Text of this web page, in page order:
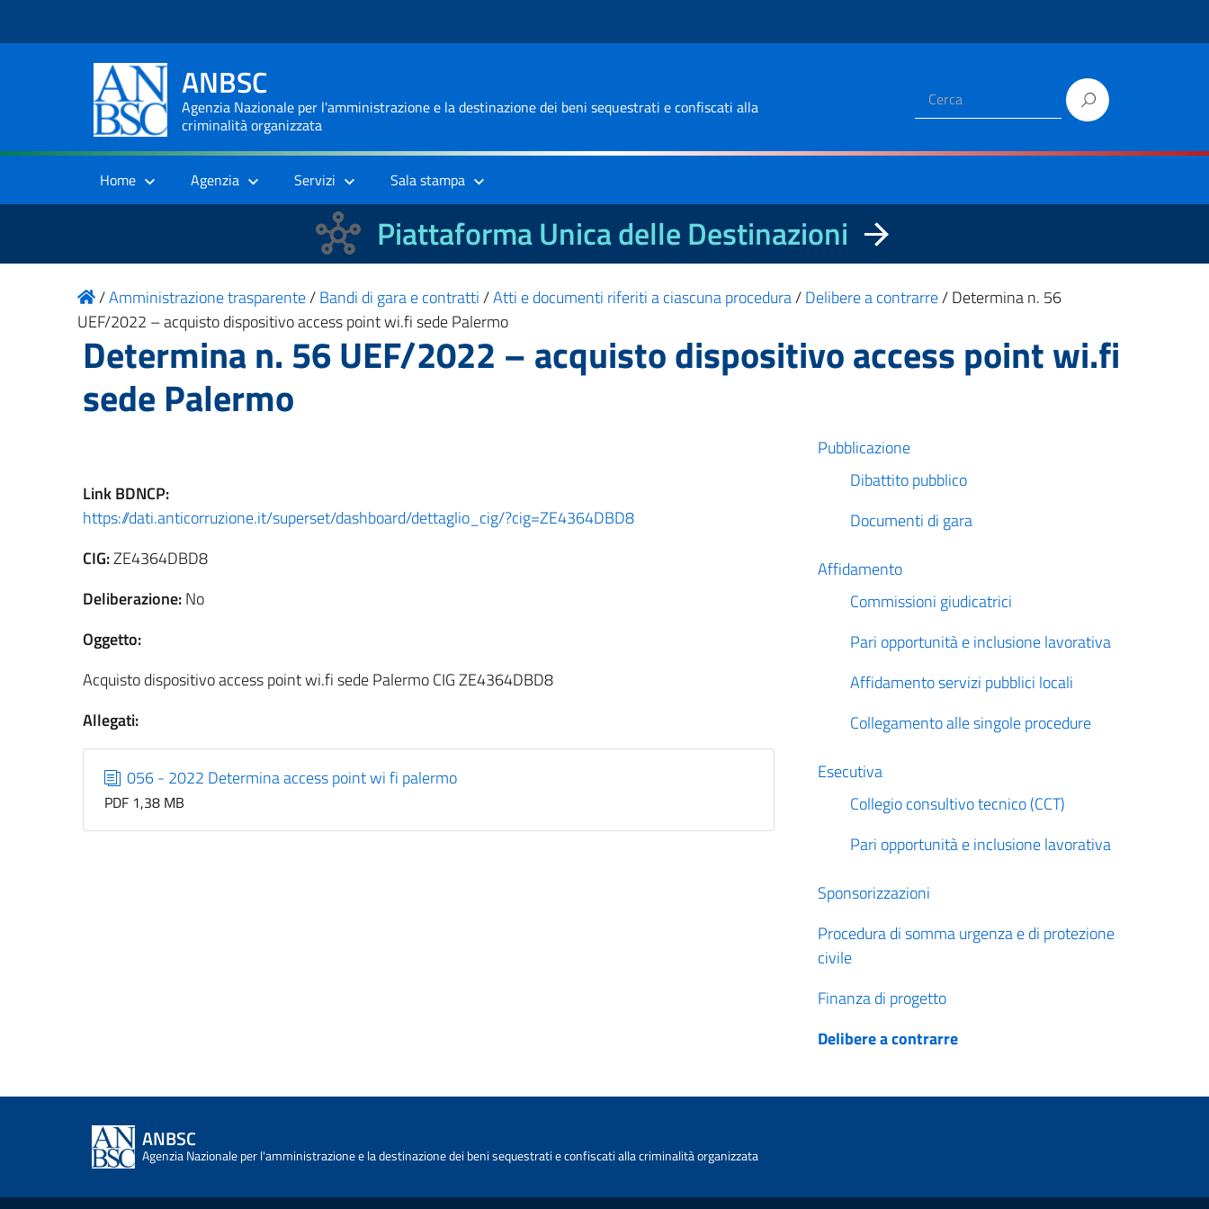
ANBSC
Agenzia Nazionale per l'amministrazione e la destinazione dei beni sequestrati e confiscati alla
criminalità organizzata
Home Agenzia Servizi Sala stampa
Piattaforma Unica delle Destinazioni
/Amministrazione trasparente/Bandi di gara e contratti/Atti e documenti riferiti a ciascuna procedura/Delibere a contrarre/Determina n. 56
UEF/2022 – acquisto dispositivo access point wi.fi sede Palermo
Determina n. 56 UEF/2022 – acquisto dispositivo access point wi.fi
sede Palermo
LinkBDNCP:
https://dati.anticorruzione.it/superset/dashboard/dettaglio_cig/?cig=ZE4364DBD8
CIG:ZE4364DBD8
Deliberazione:No
Oggetto:
Acquisto dispositivo access point wi.fi sede Palermo CIG ZE4364DBD8
Allegati:
056 - 2022 Determina access point wi fi palermo
PDF 1,38 MB
Pubblicazione
Dibattito pubblico
Documenti di gara
Affidamento
Commissioni giudicatrici
Pari opportunità e inclusione lavorativa
Affidamento servizi pubblici locali
Collegamento alle singole procedure
Esecutiva
Collegio consultivo tecnico (CCT)
Pari opportunità e inclusione lavorativa
Sponsorizzazioni
Procedura di somma urgenza e di protezione
civile
Finanza di progetto
Delibere a contrarre
ANBSC
Agenzia Nazionale per l'amministrazione e la destinazione dei beni sequestrati e confiscati alla criminalità organizzata